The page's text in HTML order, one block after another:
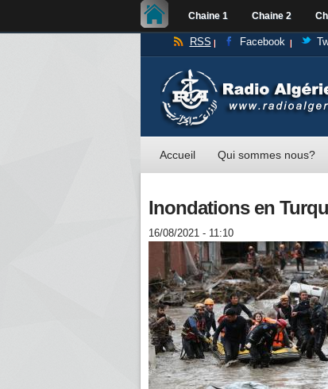
Chaine 1 Chaine 2
RSS Facebook
Accueil Qui sommes nous?
Inondations en
16/08/2021 - 11:10